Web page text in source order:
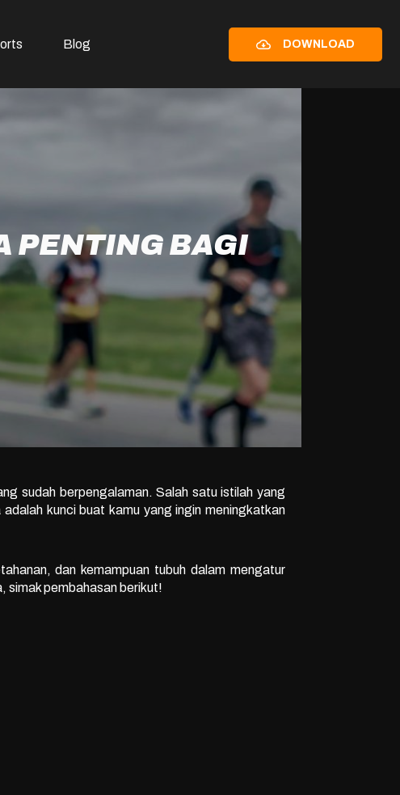
Blog DOWNLOAD
PENTING BAGI
sudah berpengalaman. Salah satu istilah yang
kunci buat kamu yang ingin meningkatkan
dan kemampuan tubuh dalam mengatur
simak pembahasan berikut!